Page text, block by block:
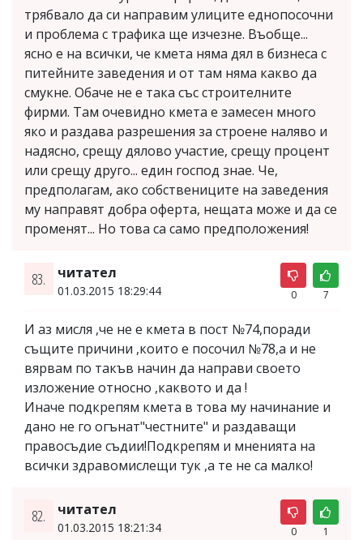
трябвало да си направим улиците еднопосочни
и проблема с трафика ще изчезне. Въобще...
ясно е на всички, че кмета няма дял в бизнеса с
питейните заведения и от там няма какво да
смукне. Обаче не е така със строителните
фирми. Там очевидно кмета е замесен много
яко и раздава разрешения за строене наляво и
надясно, срещу дялово участие, срещу процент
или срещу друго... един господ знае. Че,
предполагам, ако собствениците на заведения
му направят добра оферта, нещата може и да се
променят... Но това са само предположения!
83. читател
01.03.2015 18:29:44 0 7
И аз мисля ,че не е кмета в пост №74,поради
същите причини ,които е посочил №78,а и не
вярвам по такъв начин да направи своето
изложение относно ,каквото и да !
Иначе подкрепям кмета в това му начинание и
дано не го огънат"честните" и раздаващи
правосъдие съдии!Подкрепям и мненията на
всички здравомислещи тук ,а те не са малко!
82. читател
01.03.2015 18:21:34 0 1